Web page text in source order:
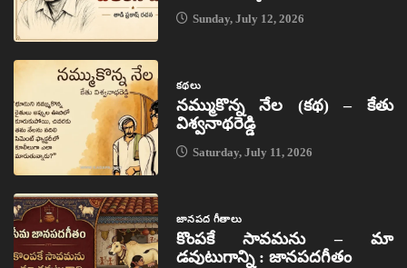
Sunday, July 12, 2026
కథలు
నమ్ముకొన్న నేల (కథ) – కేతు
విశ్వనాథరెడ్డి
Saturday, July 11, 2026
జానపద గీతాలు
కొంపకే సావమను – మా
డవుటుగాన్ని : జానపదగీతం